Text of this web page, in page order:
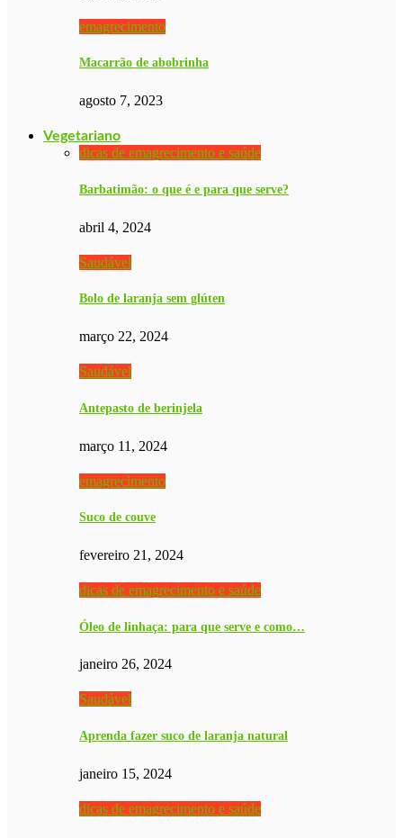
emagrecimento
Macarrão de abobrinha
agosto 7, 2023
Vegetariano
dicas de emagrecimento e saúde
Barbatimão: o que é e para que serve?
abril 4, 2024
Saudável
Bolo de laranja sem glúten
março 22, 2024
Saudável
Antepasto de berinjela
março 11, 2024
emagrecimento
Suco de couve
fevereiro 21, 2024
dicas de emagrecimento e saúde
Óleo de linhaça: para que serve e como…
janeiro 26, 2024
Saudável
Aprenda fazer suco de laranja natural
janeiro 15, 2024
dicas de emagrecimento e saúde